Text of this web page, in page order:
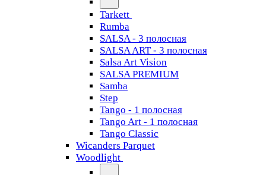
Tarkett
Rumba
SALSA - 3 полосная
SALSA ART - 3 полосная
Salsa Art Vision
SALSA PREMIUM
Samba
Step
Tango - 1 полосная
Tango Art - 1 полосная
Tango Classiс
Wicanders Parquet
Woodlight